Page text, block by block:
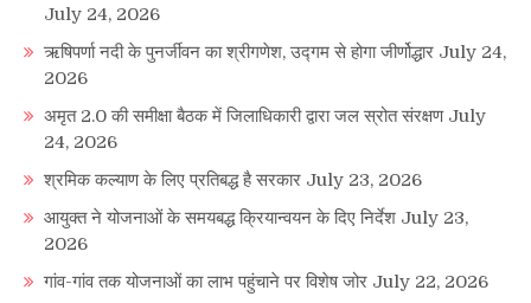
July 24, 2026
ऋषिपर्णा नदी के पुनर्जीवन का श्रीगणेश, उद्गम से होगा जीर्णोद्धार July 24,
2026
अमृत 2.0 की समीक्षा बैठक में जिलाधिकारी द्वारा जल स्रोत संरक्षण July
24, 2026
श्रमिक कल्याण के लिए प्रतिबद्ध है सरकार July 23, 2026
आयुक्त ने योजनाओं के समयबद्ध क्रियान्वयन के दिए निर्देश July 23,
2026
गांव-गांव तक योजनाओं का लाभ पहुंचाने पर विशेष जोर July 22, 2026